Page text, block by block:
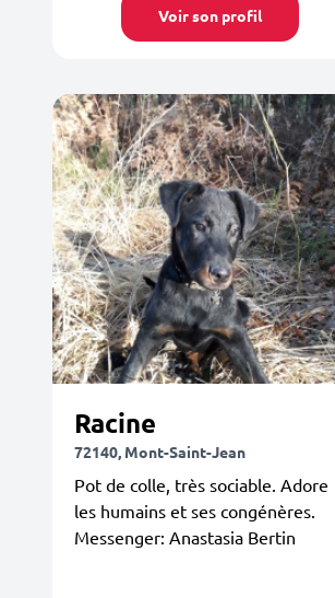
Voir son profil
Racine
72140, Mont-Saint-Jean
Pot de colle, très sociable. Adore
les humains et ses congénères.
Messenger: Anastasia Bertin